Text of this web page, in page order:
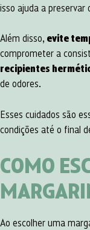
isso ajuda a preservar
Além disso, evite
comprometer a
recipientes
de odores.
Esses cuidados são
condições até o final
COMO
Ao escolher uma